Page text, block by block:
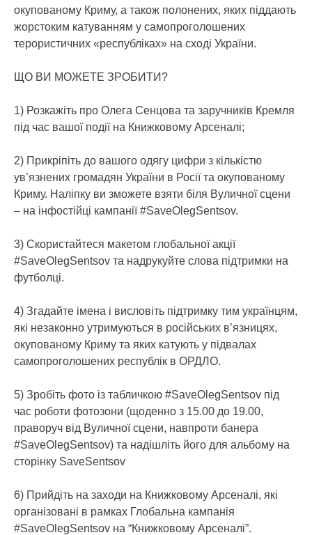
окупованому Криму, а також полонених, яких піддають
жорстоким катуванням у самопроголошених
терористичних «республіках» на сході України.
ЩО ВИ МОЖЕТЕ ЗРОБИТИ?
1) Розкажіть про Олега Сенцова та заручників Кремля
під час вашої події на Книжковому Арсеналі;
2) Прикріпіть до вашого одягу цифри з кількістю
ув’язнених громадян України в Росії та окупованому
Криму. Наліпку ви зможете взяти біля Вуличної сцени
– на інфостійці кампанії #SaveOlegSentsov.
3) Скористайтеся макетом глобальної акції
#SaveOlegSentsov та надрукуйте слова підтримки на
футболці.
4) Згадайте імена і висловіть підтримку тим українцям,
які незаконно утримуються в російських в’язницях,
окупованому Криму та яких катують у підвалах
самопроголошених республік в ОРДЛО.
5) Зробіть фото із табличкою #SaveOlegSentsov під
час роботи фотозони (щоденно з 15.00 до 19.00,
праворуч від Вуличної сцени, навпроти банера
#SaveOlegSentsov) та надішліть його для альбому на
сторінку SaveSentsov
6) Прийдіть на заходи на Книжковому Арсеналі, які
організовані в рамках Глобальна кампанія
#SaveOlegSentsov на “Книжковому Арсеналі”.